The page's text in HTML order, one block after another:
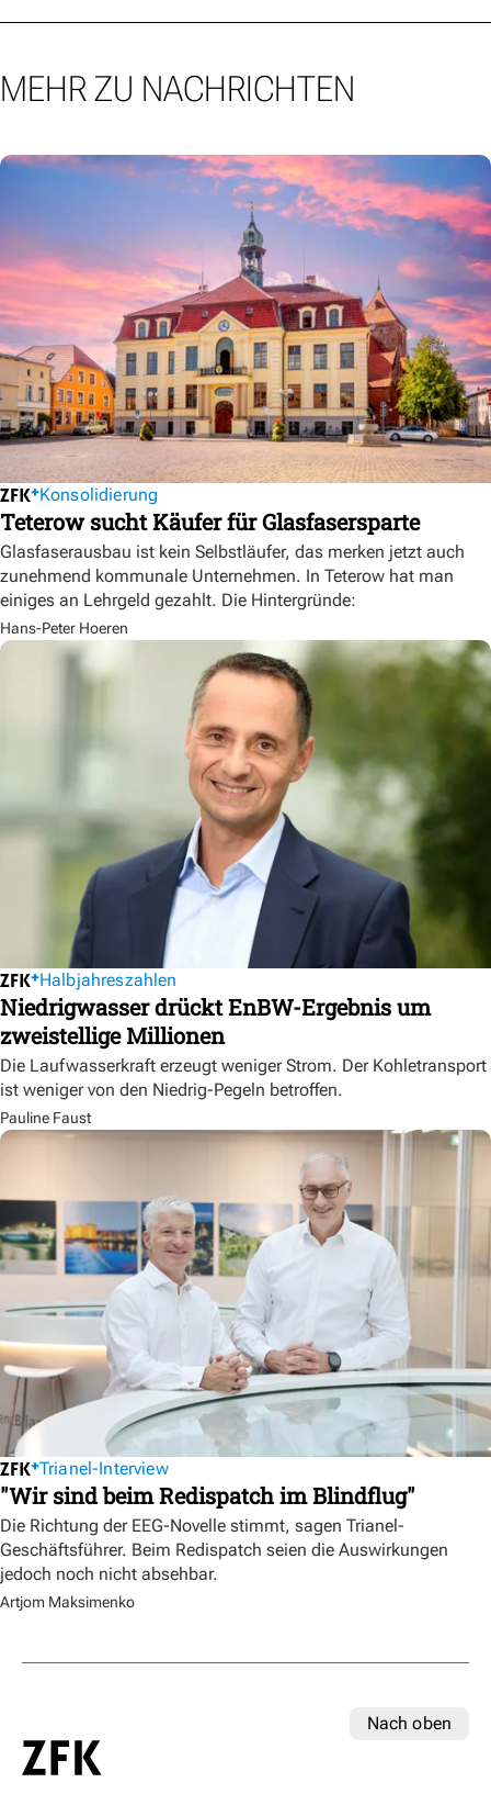
MEHR ZU NACHRICHTEN
Konsolidierung
Teterow sucht Käufer für Glasfasersparte
Glasfaserausbau ist kein Selbstläufer, das merken jetzt auch
zunehmend kommunale Unternehmen. In Teterow hat man
einiges an Lehrgeld gezahlt. Die Hintergründe:
Hans-Peter Hoeren
Halbjahreszahlen
Niedrigwasser drückt EnBW-Ergebnis um
zweistellige Millionen
Die Laufwasserkraft erzeugt weniger Strom. Der Kohletransport
ist weniger von den Niedrig-Pegeln betroffen.
Pauline Faust
Trianel-Interview
"Wir sind beim Redispatch im Blindflug"
Die Richtung der EEG-Novelle stimmt, sagen Trianel-
Geschäftsführer. Beim Redispatch seien die Auswirkungen
jedoch noch nicht absehbar.
Artjom Maksimenko
Nach oben